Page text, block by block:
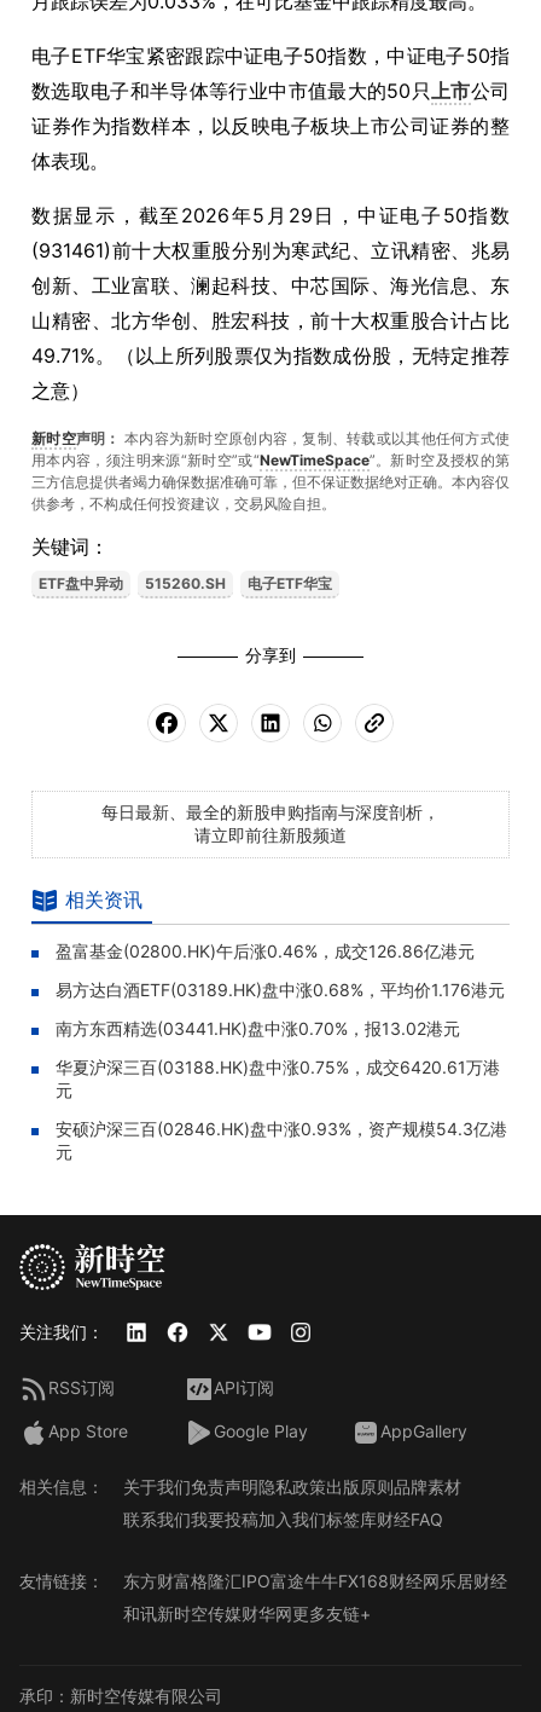
电子ETF华宝紧密跟踪中证电子50指数，中证电子50指
数选取电子和半导体等行业中市值最大的50只上市公司
证券作为指数样本，以反映电子板块上市公司证券的整
体表现。
数据显示，截至2026年5月29日，中证电子50指数
(931461)前十大权重股分别为寒武纪、立讯精密、兆易
创新、工业富联、澜起科技、中芯国际、海光信息、东
山精密、北方华创、胜宏科技，前十大权重股合计占比
49.71%。（以上所列股票仅为指数成份股，无特定推荐
之意）
新时空声明： 本内容为新时空原创内容，复制、转载或以其他任何方式使
用本内容，须注明来源“新时空”或“NewTimeSpace”。新时空及授权的第
三方信息提供者竭力确保数据准确可靠，但不保证数据绝对正确。本內容仅
供参考，不构成任何投资建议，交易风险自担。
关键词：
ETF盘中异动 515260.SH 电子ETF华宝
分享到
每日最新、最全的新股申购指南与深度剖析，
请立即前往新股频道
相关资讯
盈富基金(02800.HK)午后涨0.46%，成交126.86亿港元
易方达白酒ETF(03189.HK)盘中涨0.68%，平均价1.176港元
南方东西精选(03441.HK)盘中涨0.70%，报13.02港元
华夏沪深三百(03188.HK)盘中涨0.75%，成交6420.61万港
元
安硕沪深三百(02846.HK)盘中涨0.93%，资产规模54.3亿港
元
关注我们：
RSS订阅 API订阅
App Store Google Play AppGallery
相关信息： 关于我们免责声明隐私政策出版原则品牌素材
联系我们我要投稿加入我们标签库财经FAQ
友情链接： 东方财富格隆汇IPO富途牛牛FX168财经网乐居财经
和讯新时空传媒财华网更多友链+
承印：新时空传媒有限公司